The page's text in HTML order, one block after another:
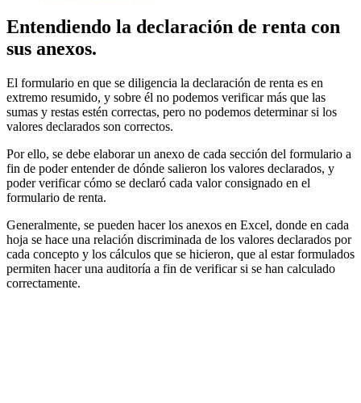
Entendiendo la declaración de renta con
sus anexos.
El formulario en que se diligencia la declaración de renta es en
extremo resumido, y sobre él no podemos verificar más que las
sumas y restas estén correctas, pero no podemos determinar si los
valores declarados son correctos.
Por ello, se debe elaborar un anexo de cada sección del formulario a
fin de poder entender de dónde salieron los valores declarados, y
poder verificar cómo se declaró cada valor consignado en el
formulario de renta.
Generalmente, se pueden hacer los anexos en Excel, donde en cada
hoja se hace una relación discriminada de los valores declarados por
cada concepto y los cálculos que se hicieron, que al estar formulados
permiten hacer una auditoría a fin de verificar si se han calculado
correctamente.